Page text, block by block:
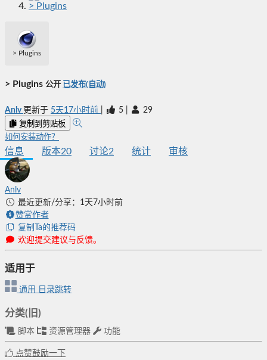
> Plugins
> Plugins
> Plugins 公开 已发布(自动)
Anlv 更新于 5天17小时前 5 29
复制到剪贴板
如何安装动作？
信息 版本20 讨论2 统计 审核
Anlv
最近更新/分享：1天7小时前
赞赏作者
复制Ta的推荐码
欢迎提交建议与反馈。
适用于
通用 目录跳转
分类(旧)
脚本 资源管理器 功能
点赞鼓励一下